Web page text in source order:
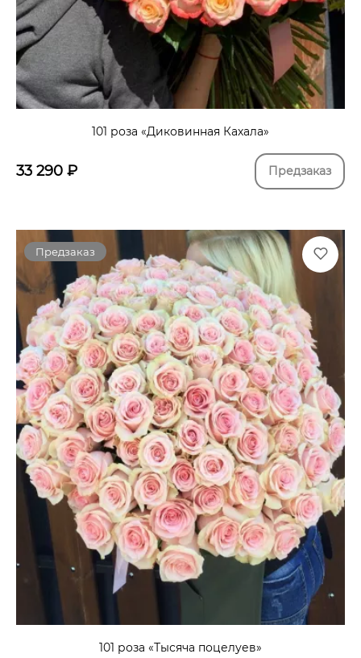
101 роза «Диковинная Кахала»
33 290 ₽ Предзаказ
Предзаказ
101 роза «Тысяча поцелуев»